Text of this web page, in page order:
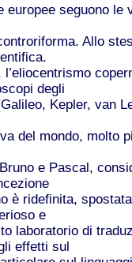
europee seguono le
Allo
l’eliocentrismo
degli
Kepler, van
del mondo,
e Pascal,
è ridefinita,
e
laboratorio di
effetti sul